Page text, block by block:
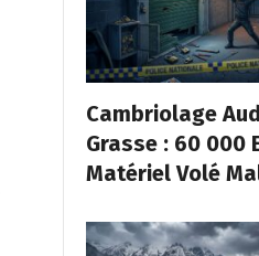
Cambriolage
Grasse : 60 000
Matériel Volé